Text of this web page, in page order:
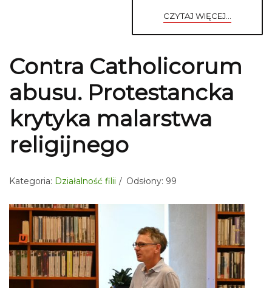
CZYTAJ WIĘCEJ...
Contra Catholicorum
abusu. Protestancka
krytyka malarstwa
religijnego
Kategoria: Działalność filii Odsłony: 99